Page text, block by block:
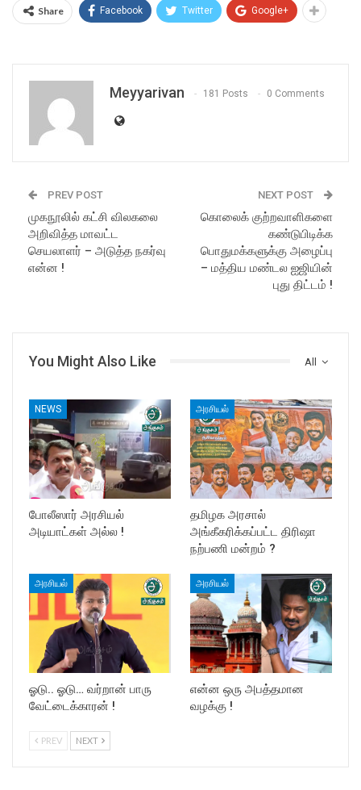
Share Facebook Twitter Google+
Meyyarivan 181 Posts 0 Comments
PREV POST
முகநூலில் கட்சி விலகலை
அறிவித்த மாவட்ட
செயலாளர் – அடுத்த நகர்வு
என்ன !
NEXT POST
கொலைக் குற்றவாளிகளை
கண்டுபிடிக்க
பொதுமக்களுக்கு அழைப்பு
– மத்திய மண்டல ஐஜியின்
புது திட்டம் !
All
You Might Also Like
NEWS
போலீஸார் அரசியல்
அடியாட்கள் அல்ல !
அரசியல்
தமிழக அரசால்
அங்கீகரிக்கப்பட்ட திரிஷா
நற்பணி மன்றம் ?
அரசியல்
ஓடு.. ஓடு… வர்றான் பாரு
வேட்டைக்காரன் !
அரசியல்
என்ன ஒரு அபத்தமான
வழக்கு !
PREV NEXT